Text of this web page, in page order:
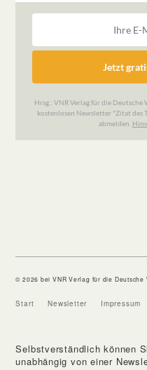
© 2026 bei VNR Verlag für die Deutsche
Start Newsletter Impressum
Selbstverständlich können
unabhängig von einer